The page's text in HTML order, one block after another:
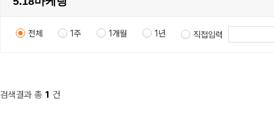
전체 1주 1개월 1년 직접입력
검색결과 총 1 건